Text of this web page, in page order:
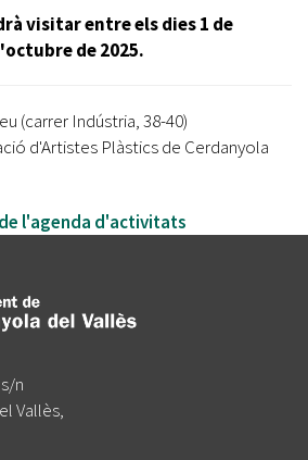
visitar entre els dies 1 de
de 2025.
(carrer Indústria, 38-40)
d'Artistes Plàstics de Cerdanyola
l'agenda d'activitats
n
Vallès,